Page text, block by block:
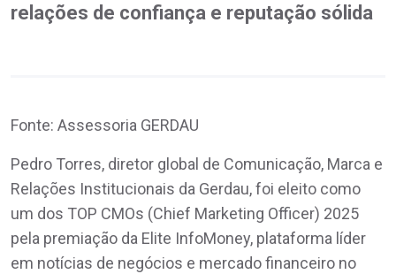
relações de confiança e reputação sólida
Fonte: Assessoria GERDAU
Pedro Torres, diretor global de Comunicação, Marca e
Relações Institucionais da Gerdau, foi eleito como
um dos TOP CMOs (Chief Marketing Officer) 2025
pela premiação da Elite InfoMoney, plataforma líder
em notícias de negócios e mercado financeiro no